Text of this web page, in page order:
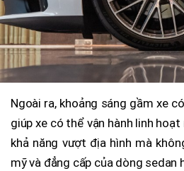
Ngoài ra, khoảng sáng gầm xe
giúp xe có thể vận hành linh
khả năng vượt địa hình mà
mỹ và đẳng cấp của dòng sedan